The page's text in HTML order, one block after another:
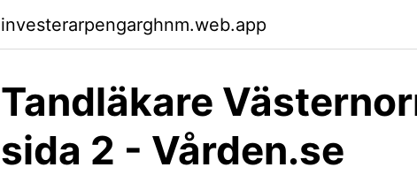
investerarpengarghnm.web.app
Tandläkare
sida 2 - Vården.se